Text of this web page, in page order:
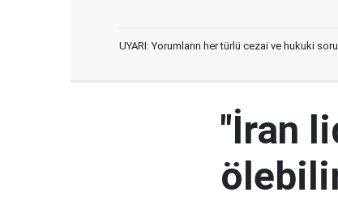
UYARI: Yorumların her türlü cezai ve hukuki
"İran